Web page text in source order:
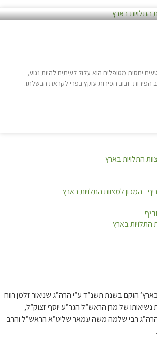
יחסית מטופלים הוא עלול לעיתים להיות נגוע,
הפירות. זבוב הפירות עוקץ בפרי לקראת הבשלתו.
הוקם בשנת תשנ”ד ע”י הרה”ג שניאור זלמן רווח
של מרן הראש”ל הגר”ע יוסף זצוק”ל,
רבי שלמה משה עמאר שליט”א הראש”ל והרב